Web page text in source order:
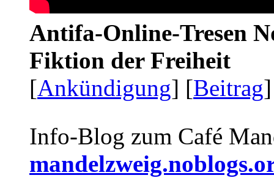
Antifa-Online-Tresen
Fiktion der Freiheit
[Ankündigung] [Beitrag
Info-Blog zum Café